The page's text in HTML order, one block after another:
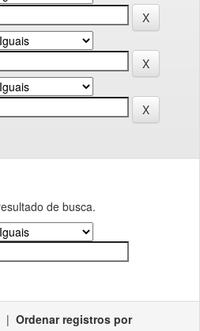
de busca.
| Ordenar registros por